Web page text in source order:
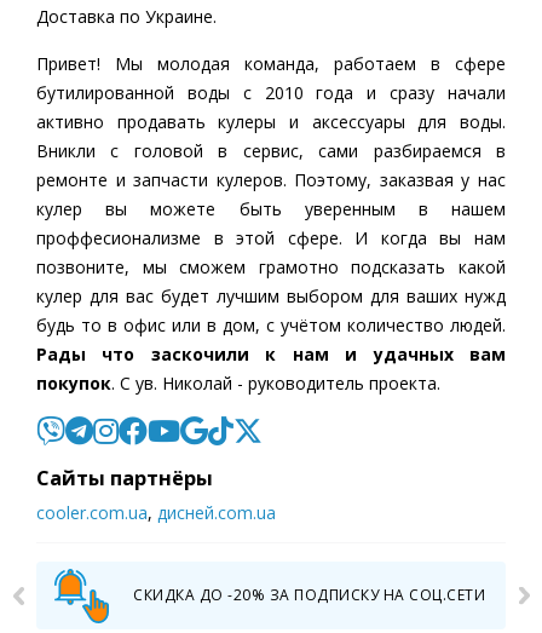
Доставка по Украине.
Привет! Мы молодая команда, работаем в сфере
бутилированной воды c 2010 года и сразу начали
активно продавать кулеры и аксессуары для воды.
Вникли с головой в сервис, сами разбираемся в
ремонте и запчасти кулеров. Поэтому, заказвая у нас
кулер вы можете быть уверенным в нашем
проффесионализме в этой сфере. И когда вы нам
позвоните, мы сможем грамотно подсказать какой
кулер для вас будет лучшим выбором для ваших нужд
будь то в офис или в дом, с учётом количество людей.
Рады что заскочили к нам и удачных вам
покупок. С ув. Николай - руководитель проекта.
Cайты партнёры
cooler.com.ua, дисней.com.ua
СКИДКА ДО -20% ЗА ПОДПИСКУ НА СОЦ.СЕТИ